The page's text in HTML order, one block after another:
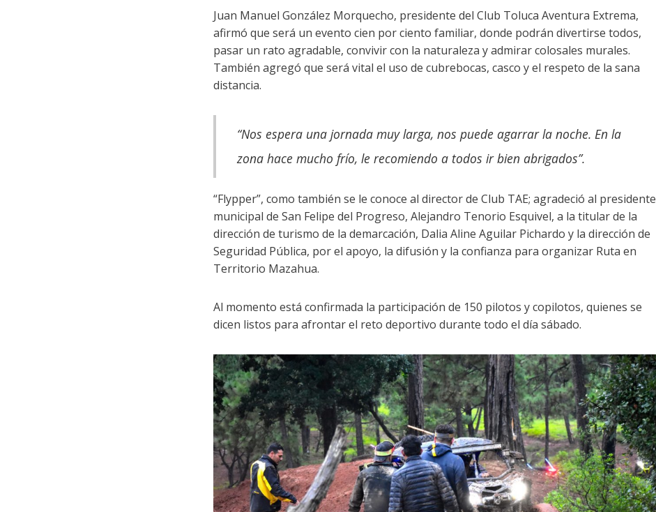
Juan Manuel González Morquecho, presidente del Club Toluca Aventura Extrema,
afirmó que será un evento cien por ciento familiar, donde podrán divertirse todos,
pasar un rato agradable, convivir con la naturaleza y admirar colosales murales.
También agregó que será vital el uso de cubrebocas, casco y el respeto de la sana
distancia.
“Nos espera una jornada muy larga, nos puede agarrar la noche. En la
zona hace mucho frío, le recomiendo a todos ir bien abrigados”.
“Flypper”, como también se le conoce al director de Club TAE; agradeció al presidente
municipal de San Felipe del Progreso, Alejandro Tenorio Esquivel, a la titular de la
dirección de turismo de la demarcación, Dalia Aline Aguilar Pichardo y la dirección de
Seguridad Pública, por el apoyo, la difusión y la confianza para organizar Ruta en
Territorio Mazahua.
Al momento está confirmada la participación de 150 pilotos y copilotos, quienes se
dicen listos para afrontar el reto deportivo durante todo el día sábado.